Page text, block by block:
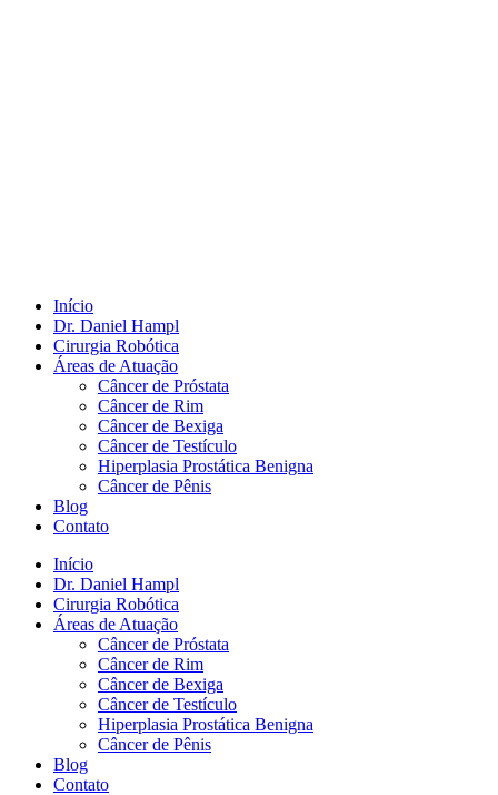
Início
Dr. Daniel Hampl
Cirurgia Robótica
Áreas de Atuação
Câncer de Próstata
Câncer de Rim
Câncer de Bexiga
Câncer de Testículo
Hiperplasia Prostática Benigna
Câncer de Pênis
Blog
Contato
Início
Dr. Daniel Hampl
Cirurgia Robótica
Áreas de Atuação
Câncer de Próstata
Câncer de Rim
Câncer de Bexiga
Câncer de Testículo
Hiperplasia Prostática Benigna
Câncer de Pênis
Blog
Contato